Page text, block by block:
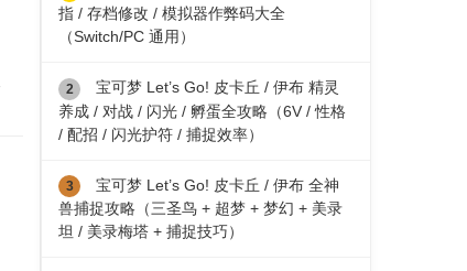
指 / 存档修改 / 模拟器作弊码大全
（Switch/PC 通用）
宝可梦 Let’s Go! 皮卡丘 / 伊布 精灵
养成 / 对战 / 闪光 / 孵蛋全攻略（6V / 性格
/ 配招 / 闪光护符 / 捕捉效率）
宝可梦 Let’s Go! 皮卡丘 / 伊布 全神
兽捕捉攻略（三圣鸟 + 超梦 + 梦幻 + 美录
坦 / 美录梅塔 + 捕捉技巧）